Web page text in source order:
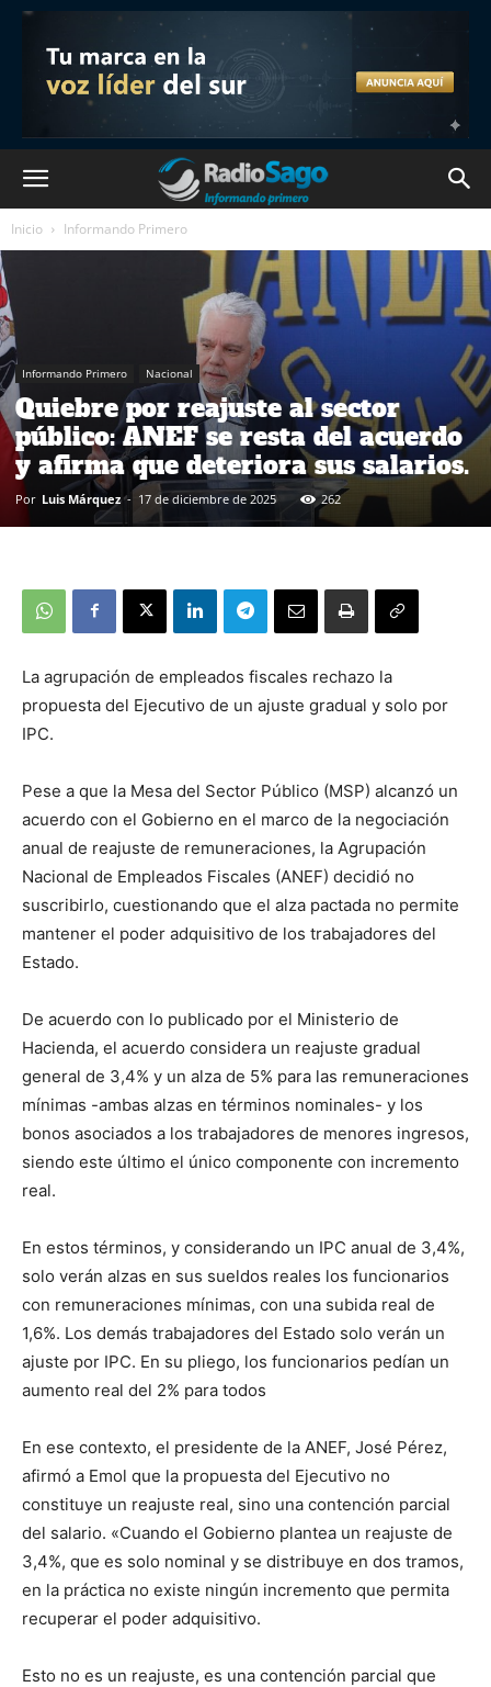
Inicio Informando Primero
Informando Primero Nacional
Quiebre por reajuste al sector
público: ANEF se resta del acuerdo
y afirma que deteriora sus salarios.
Por Luis Márquez - 17 de diciembre de 2025 262
La agrupación de empleados fiscales rechazo la
propuesta del Ejecutivo de un ajuste gradual y solo por
IPC.
Pese a que la Mesa del Sector Público (MSP) alcanzó un
acuerdo con el Gobierno en el marco de la negociación
anual de reajuste de remuneraciones, la Agrupación
Nacional de Empleados Fiscales (ANEF) decidió no
suscribirlo, cuestionando que el alza pactada no permite
mantener el poder adquisitivo de los trabajadores del
Estado.
De acuerdo con lo publicado por el Ministerio de
Hacienda, el acuerdo considera un reajuste gradual
general de 3,4% y un alza de 5% para las remuneraciones
mínimas -ambas alzas en términos nominales- y los
bonos asociados a los trabajadores de menores ingresos,
siendo este último el único componente con incremento
real.
En estos términos, y considerando un IPC anual de 3,4%,
solo verán alzas en sus sueldos reales los funcionarios
con remuneraciones mínimas, con una subida real de
1,6%. Los demás trabajadores del Estado solo verán un
ajuste por IPC. En su pliego, los funcionarios pedían un
aumento real del 2% para todos
En ese contexto, el presidente de la ANEF, José Pérez,
afirmó a Emol que la propuesta del Ejecutivo no
constituye un reajuste real, sino una contención parcial
del salario. «Cuando el Gobierno plantea un reajuste de
3,4%, que es solo nominal y se distribuye en dos tramos,
en la práctica no existe ningún incremento que permita
recuperar el poder adquisitivo.
Esto no es un reajuste, es una contención parcial que